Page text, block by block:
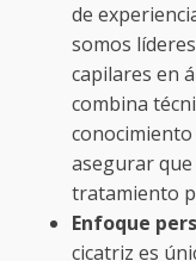
de
somos
capilares en
combina
asegurar
tratamiento
Enfoque
cicatriz es